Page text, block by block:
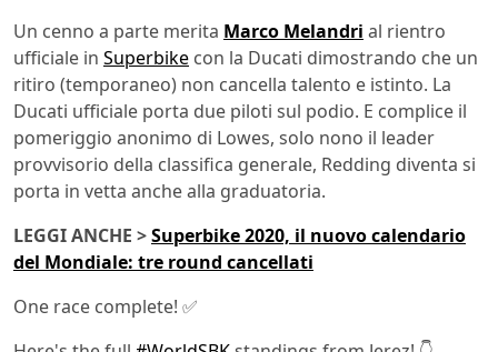
Un cenno a parte merita Marco Melandri al rientro
ufficiale in Superbike con la Ducati dimostrando che un
ritiro (temporaneo) non cancella talento e istinto. La
Ducati ufficiale porta due piloti sul podio. E complice il
pomeriggio anonimo di Lowes, solo nono il leader
provvisorio della classifica generale, Redding diventa si
porta in vetta anche alla graduatoria.
LEGGI ANCHE >Superbike 2020, il nuovo calendario
del Mondiale: tre round cancellati
One race complete! ✅